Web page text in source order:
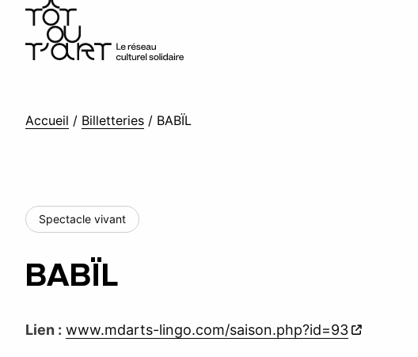
Accueil / Billetteries / BABÏL
Spectacle vivant
BABÏL
Lien : www.mdarts-lingo.com/saison.php?id=93